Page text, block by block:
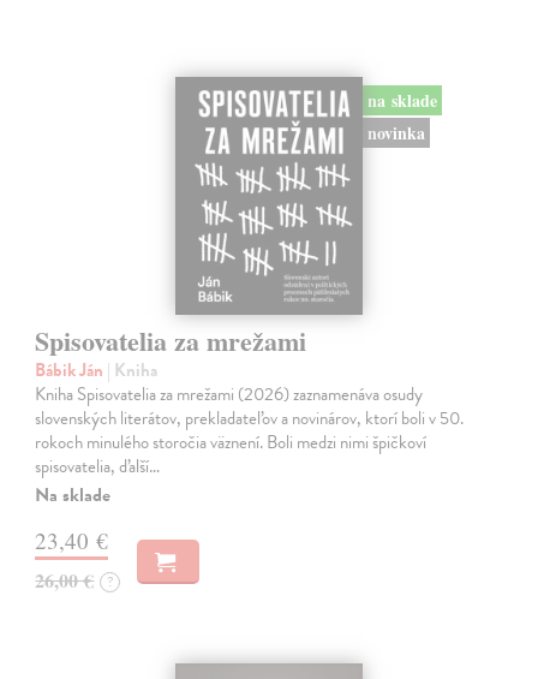
na sklade
novinka
Spisovatelia za mrežami
Bábik Ján | Kniha
Kniha Spisovatelia za mrežami (2026) zaznamenáva osudy
slovenských literátov, prekladateľov a novinárov, ktorí boli v 50.
rokoch minulého storočia väznení. Boli medzi nimi špičkoví
spisovatelia, ďalší…
Na sklade
23,40 €
26,00 € ?